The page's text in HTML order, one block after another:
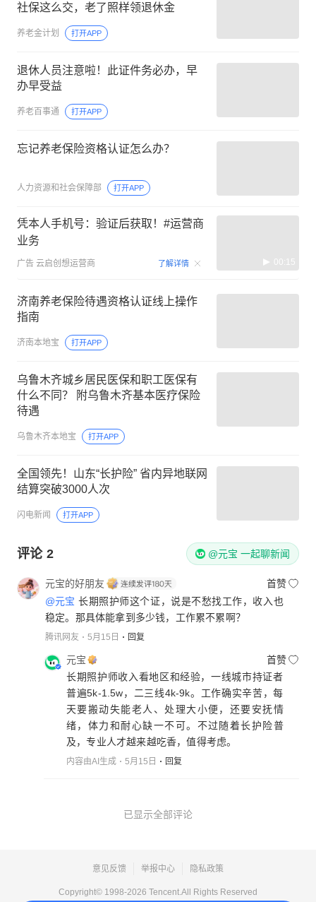
社保这么交，老了照样领退休金
养老金计划 打开APP
退休人员注意啦！此证件务必办，早
办早受益
养老百事通 打开APP
忘记养老保险资格认证怎么办？
人力资源和社会保障部 打开APP
凭本人手机号：验证后获取！#运营商
业务
广告 云启创想运营商 了解详情 00:15
济南养老保险待遇资格认证线上操作
指南
济南本地宝 打开APP
乌鲁木齐城乡居民医保和职工医保有
什么不同？ 附乌鲁木齐基本医疗保险
待遇
乌鲁木齐本地宝 打开APP
全国领先！山东“长护险” 省内异地联网
结算突破3000人次
闪电新闻 打开APP
评论 2 @元宝 一起聊新闻
元宝的好朋友
首赞
@元宝 长期照护师这个证，说是不愁找工作，收入也
稳定。那具体能拿到多少钱，工作累不累啊？
腾讯网友 5月15日 回复
元宝
首赞
长期照护师收入看地区和经验，一线城市持证者
普遍5k-1.5w，二三线4k-9k。工作确实辛苦，每
天要搬动失能老人、处理大小便，还要安抚情
绪，体力和耐心缺一不可。不过随着长护险普
及，专业人才越来越吃香，值得考虑。
内容由AI生成 5月15日 回复
已显示全部评论
意见反馈 举报中心 隐私政策
Copyright© 1998-2026 Tencent.All Rights Reserved